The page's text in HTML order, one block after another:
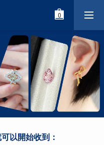
以開始收到：